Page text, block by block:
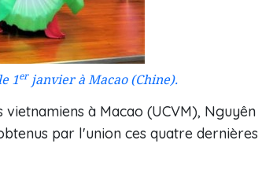
1erjanvier à Macao (Chine).
à Macao (UCVM), Nguyên
par l'union ces quatre dernières